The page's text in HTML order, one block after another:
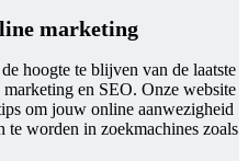
marketing
hoogte te blijven van de laatste
en SEO. Onze website
om jouw online aanwezigheid
te worden in zoekmachines zoals